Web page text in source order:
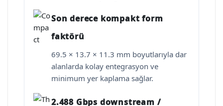
Son derece kompakt form
faktörü
69.5 × 13.7 × 11.3 mm boyutlarıyla dar
alanlarda kolay entegrasyon ve
minimum yer kaplama sağlar.
2.488 Gbps downstream /